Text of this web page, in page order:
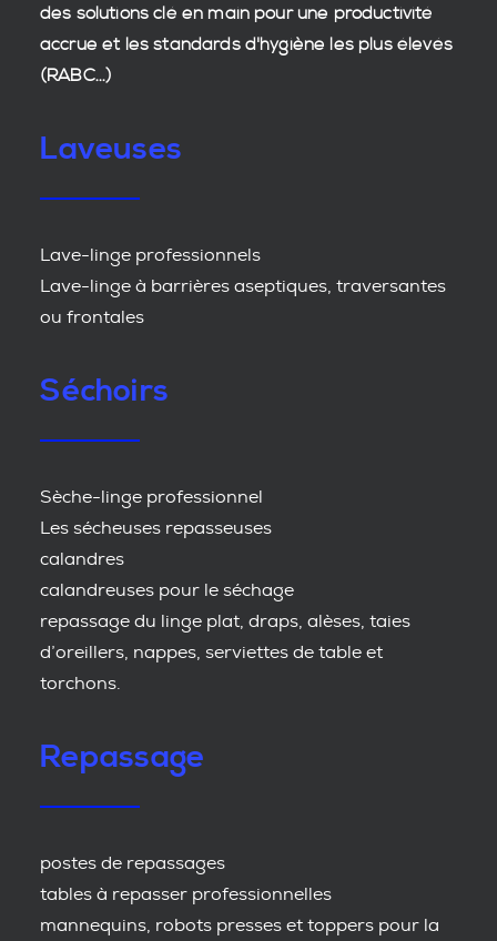
des solutions clé en main pour une productivité
accrue et lesstandards d'hygiène les plus élevés
(RABC...)
Laveuses
Lave-linge professionnels
Lave-linge à barrières aseptiques, traversantes
ou frontales
Séchoirs
Sèche-linge professionnel
Les sécheuses repasseuses
calandres
calandreuses pour le séchage
repassage du linge plat, draps, alèses, taies
d’oreillers, nappes, serviettes de table et
torchons.
Repassage
postes de repassages
tables à repasser professionnelles
mannequins, robots presses et toppers pour la